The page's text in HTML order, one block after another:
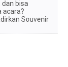
bisa
acara?
Souvenir